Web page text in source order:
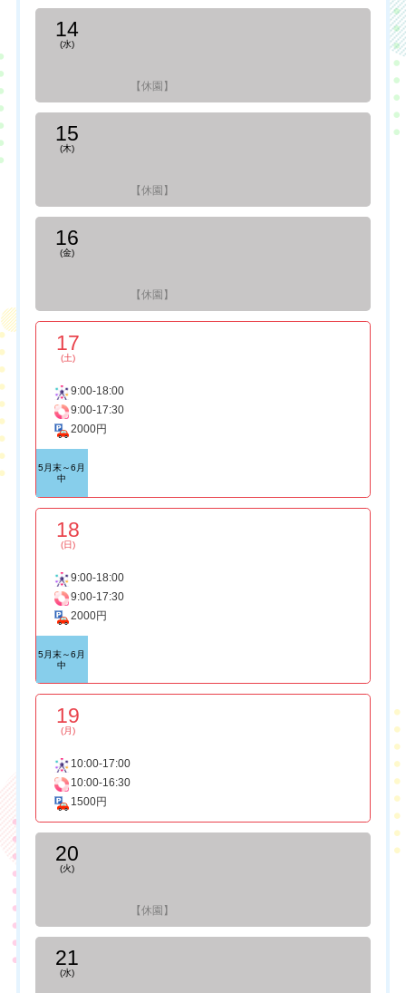
14
(水)
【休園】
15
(木)
【休園】
16
(金)
【休園】
17
(土)
9:00-18:00
9:00-17:30
2000円
5月末～6月
中
18
(日)
9:00-18:00
9:00-17:30
2000円
5月末～6月
中
19
(月)
10:00-17:00
10:00-16:30
1500円
20
(火)
【休園】
21
(水)